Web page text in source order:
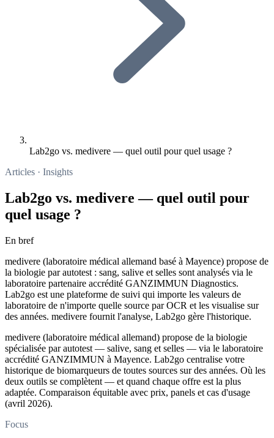
Lab2go vs. medivere — quel outil pour quel usage ?
Articles · Insights
Lab2go vs. medivere — quel outil pour
quel usage ?
En bref
medivere (laboratoire médical allemand basé à Mayence) propose de
la biologie par autotest : sang, salive et selles sont analysés via le
laboratoire partenaire accrédité GANZIMMUN Diagnostics.
Lab2go est une plateforme de suivi qui importe les valeurs de
laboratoire de n'importe quelle source par OCR et les visualise sur
des années. medivere fournit l'analyse, Lab2go gère l'historique.
medivere (laboratoire médical allemand) propose de la biologie
spécialisée par autotest — salive, sang et selles — via le laboratoire
accrédité GANZIMMUN à Mayence. Lab2go centralise votre
historique de biomarqueurs de toutes sources sur des années. Où les
deux outils se complètent — et quand chaque offre est la plus
adaptée. Comparaison équitable avec prix, panels et cas d'usage
(avril 2026).
Focus